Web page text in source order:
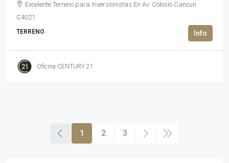
Excelente Terreno para Inversionistas En Av. Colosio Cancun
C4021
TERRENO
Oficina CENTURY 21
1 2 3